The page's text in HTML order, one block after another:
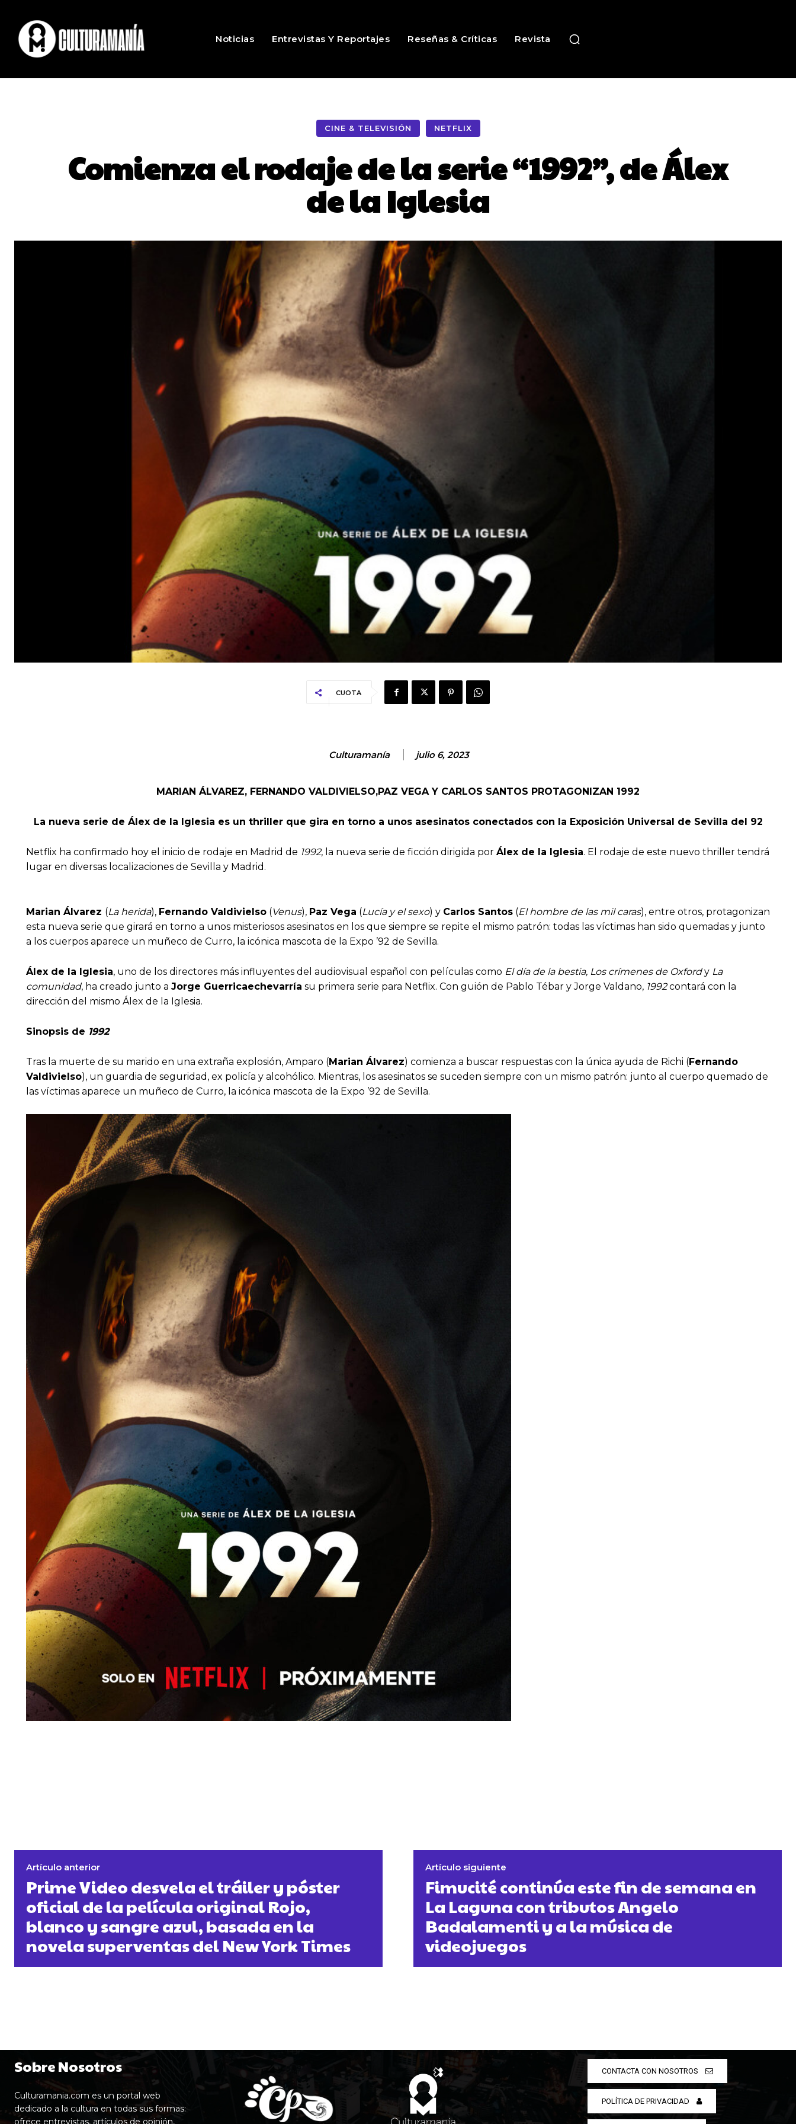
Noticias Entrevistas Y Reportajes Reseñas & Críticas Revista
CINE & TELEVISIÓN NETFLIX
Comienza el rodaje de la serie “1992”, de Álex
de la Iglesia
CUOTA
Culturamanía julio 6, 2023
MARIAN ÁLVAREZ, FERNANDO VALDIVIELSO,PAZ VEGA Y CARLOS SANTOS PROTAGONIZAN 1992
La nueva serie de Álex de la Iglesia es un thriller que gira en torno a unos asesinatos conectados con la Exposición Universal de Sevilla del 92
Netflix ha confirmado hoy el inicio de rodaje en Madrid de 1992, la nueva serie de ficción dirigida por Álex de la Iglesia. El rodaje de este nuevo thriller tendrá
lugar en diversas localizaciones de Sevilla y Madrid.
Marian Álvarez (La herida), Fernando Valdivielso (Venus), Paz Vega (Lucía y el sexo) y Carlos Santos (El hombre de las mil caras), entre otros, protagonizan
esta nueva serie que girará en torno a unos misteriosos asesinatos en los que siempre se repite el mismo patrón: todas las víctimas han sido quemadas y junto
a los cuerpos aparece un muñeco de Curro, la icónica mascota de la Expo ’92 de Sevilla.
Álex de la Iglesia, uno de los directores más influyentes del audiovisual español con películas como El día de la bestia, Los crímenes de Oxfordy La
comunidad, ha creado junto a Jorge Guerricaechevarría su primera serie para Netflix. Con guión de Pablo Tébar y Jorge Valdano, 1992contará con la
dirección del mismo Álex de la Iglesia.
Sinopsis de 1992
Tras la muerte de su marido en una extraña explosión, Amparo (Marian Álvarez) comienza a buscar respuestas con la única ayuda de Richi (Fernando
Valdivielso), un guardia de seguridad, ex policía y alcohólico. Mientras, los asesinatos se suceden siempre con un mismo patrón: junto al cuerpo quemado de
las víctimas aparece un muñeco de Curro, la icónica mascota de la Expo ’92 de Sevilla.
Artículo anterior
Prime Video desvela el tráiler y póster
oficial de la película original Rojo,
blanco y sangre azul, basada en la
novela superventas del New York Times
Artículo siguiente
Fimucité continúa este fin de semana en
La Laguna con tributos Angelo
Badalamenti y a la música de
videojuegos
Sobre Nosotros
Culturamania.com es un portal web
dedicado a la cultura en todas sus formas:
ofrece entrevistas, artículos de opinión,
CONTACTA CON NOSOTROS
POLÍTICA DE PRIVACIDAD